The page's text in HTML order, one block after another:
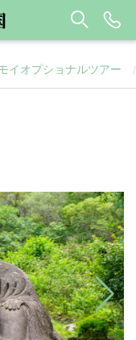
イオプショナルツアー /